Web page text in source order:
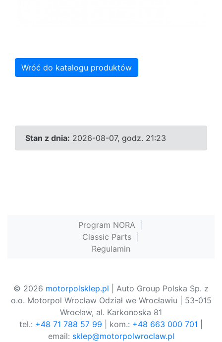
Wróć do katalogu produktów
Stan z dnia: 2026-08-07, godz. 21:23
Program NORA
Classic Parts
Regulamin
© 2026 motorpolsklep.pl | Auto Group Polska Sp. z
o.o. Motorpol Wrocław Odział we Wrocławiu | 53-015
Wrocław, al. Karkonoska 81
tel.: +48 71 788 57 99 | kom.: +48 663 000 701
email: sklep@motorpolwroclaw.pl